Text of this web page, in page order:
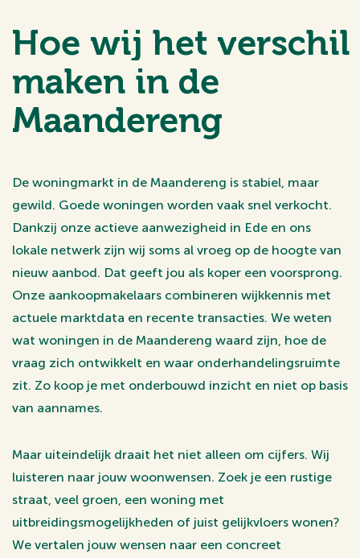
Hoe wij het verschil
maken in de
Maandereng
De woningmarkt in de Maandereng is stabiel, maar
gewild. Goede woningen worden vaak snel verkocht.
Dankzij onze actieve aanwezigheid in Ede en ons
lokale netwerk zijn wij soms al vroeg op de hoogte van
nieuw aanbod. Dat geeft jou als koper een voorsprong.
Onze aankoopmakelaars combineren wijkkennis met
actuele marktdata en recente transacties. We weten
wat woningen in de Maandereng waard zijn, hoe de
vraag zich ontwikkelt en waar onderhandelingsruimte
zit. Zo koop je met onderbouwd inzicht en niet op basis
van aannames.
Maar uiteindelijk draait het niet alleen om cijfers. Wij
luisteren naar jouw woonwensen. Zoek je een rustige
straat, veel groen, een woning met
uitbreidingsmogelijkheden of juist gelijkvloers wonen?
We vertalen jouw wensen naar een concreet